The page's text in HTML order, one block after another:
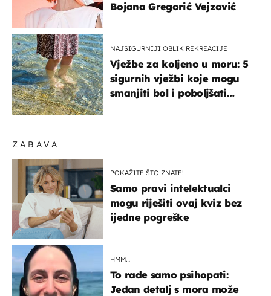
ZABAVA
POKAŽITE ŠTO ZNATE!
Samo pravi intelektualci
mogu riješiti ovaj kviz bez
ijedne pogreške
HMM…
To rade samo psihopati:
Jedan detalj s mora može
Bojana Gregorić Vejzović
NAJSIGURNIJI OBLIK REKREACIJE
Vježbe za koljeno u moru: 5
sigurnih vježbi koje mogu
smanjiti bol i poboljšati